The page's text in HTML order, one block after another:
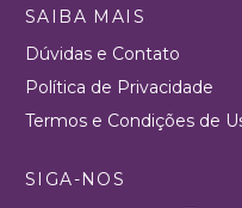
SAIBA MAIS
Dúvidas e Contato
Política de Privacidade
Termos e Condições de
SIGA-NOS